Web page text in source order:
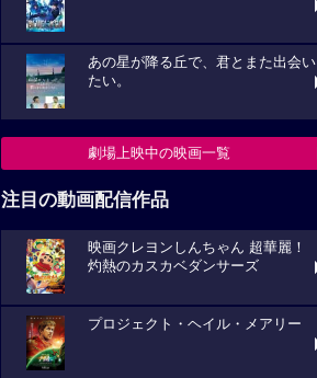
あの星が降る丘で、君とまた出会い
たい。
劇場上映中の映画一覧
注目の動画配信作品
映画クレヨンしんちゃん 超華麗！
灼熱のカスカベダンサーズ
プロジェクト・ヘイル・メアリー